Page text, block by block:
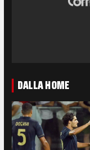
DALLA HOME